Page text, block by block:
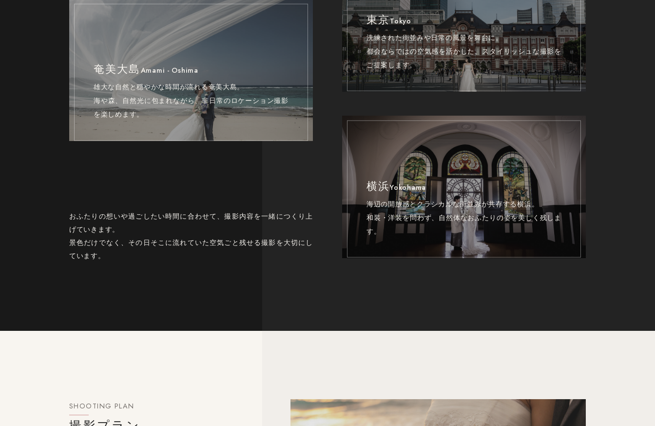
奄美大島 Amami - Oshima
雄大な自然と穏やかな時間が流れる奄美大島。
海や森、自然光に包まれながら、非日常のロケーション撮影
を楽しめます。
東京Tokyo
洗練された街並みや日常の風景を舞台に。
都会ならではの空気感を活かした、スタイリッシュな撮影を
ご提案します。
横浜Yokohama
海辺の開放感とクラシカルな街並みが共存する横浜。
和装・洋装を問わず、自然体なおふたりの姿を美しく残しま
す。
おふたりの想いや過ごしたい時間に合わせて、撮影内容を一緒につくり上
げていきます。
景色だけでなく、その日そこに流れていた空気ごと残せる撮影を大切にし
ています。
SHOOTING PLAN